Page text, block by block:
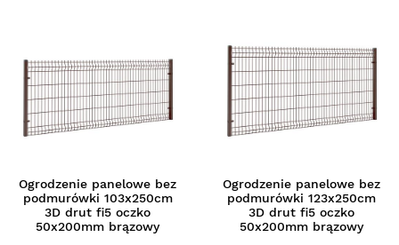
Ogrodzenie panelowe bez
podmurówki 103x250cm
3D drut fi5 oczko
50x200mm brązowy
Ogrodzenie panelowe bez
podmurówki 123x250cm
3D drut fi5 oczko
50x200mm brązowy